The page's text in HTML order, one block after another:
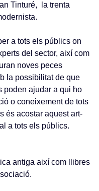
Tinturé, la trenta
a tots els públics on
del sector, així com
noves peces
la possibilitat de que
poden ajudar a qui ho
o coneixement de tots
és acostar aquest art-
a tots els públics.
antiga així com llibres